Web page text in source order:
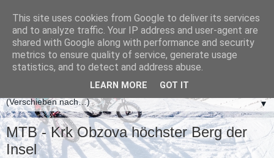
▼
MTB - Krk Obzova höchster Berg der
Insel
This site uses cookies from Google to deliver its services
and to analyze traffic. Your IP address and user-agent are
shared with Google along with performance and security
metrics to ensure quality of service, generate usage
statistics, and to detect and address abuse.
LEARN MORE GOT IT